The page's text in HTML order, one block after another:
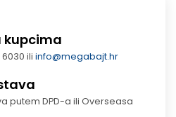
kupcima
6030 iliinfo@megabajt.hr
putem DPD-a ili Overseasa